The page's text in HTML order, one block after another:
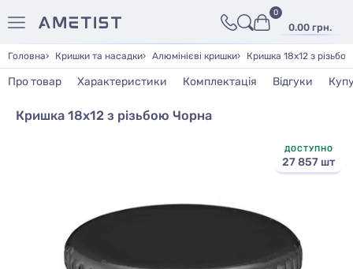
0.00 грн.
0
Головна Кришки та насадки Алюмінієві кришки Кришка 18х12 з
Про товар Характеристики Комплектація Відгуки
Кришка 18х12 з різьбою Чорна
ДОСТУПНО
27 857 шт